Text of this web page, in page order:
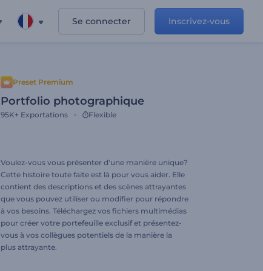
Se connecter Inscrivez-vous
Preset Premium
Portfolio photographique
95K+ Exportations Flexible
Voulez-vous vous présenter d'une manière unique?
Cette histoire toute faite est là pour vous aider. Elle
contient des descriptions et des scènes attrayantes
que vous pouvez utiliser ou modifier pour répondre
à vos besoins. Téléchargez vos fichiers multimédias
pour créer votre portefeuille exclusif et présentez-
vous à vos collègues potentiels de la manière la
plus attrayante.